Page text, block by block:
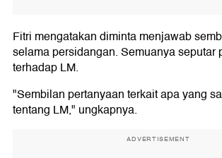
Fitri mengatakan diminta menjawab
selama persidangan. Semuanya seputar
terhadap LM.
"Sembilan pertanyaan terkait apa yang
tentang LM," ungkapnya.
ADVERTISEMENT